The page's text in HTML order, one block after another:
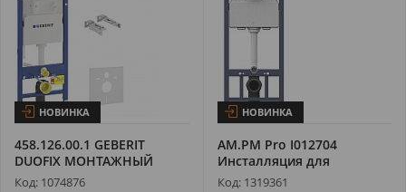
НОВИНКА
458.126.00.1 GEBERIT
DUOFIX МОНТАЖНЫЙ
КОМПЛЕКТ ДЛЯ П...
Код: 1074876
НОВИНКА
AM.PM Pro I012704
Инсталляция для
Подвесного Унитаза
Код: 1319361